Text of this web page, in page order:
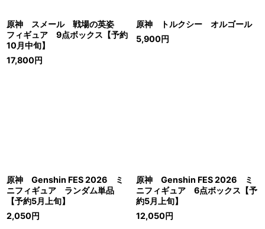
原神 スメール 戦場の英姿
フィギュア 9点ボックス【予約
10月中旬】
17,800円
原神 トルクシー オルゴール
5,900円
原神 Genshin FES 2026 ミ
ニフィギュア ランダム単品
【予約5月上旬】
2,050円
原神 Genshin FES 2026 ミ
ニフィギュア 6点ボックス【予
約5月上旬】
12,050円